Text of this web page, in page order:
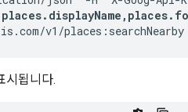
시됩니다.